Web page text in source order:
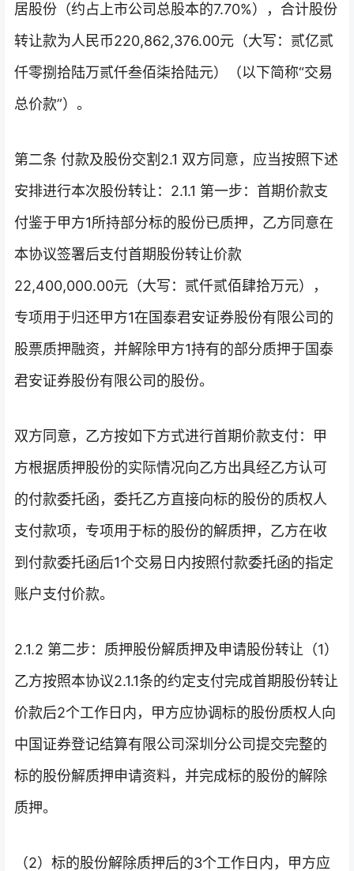
居股份（约占上市公司总股本的7.70%），合计股份
转让款为人民币220,862,376.00元（大写：贰亿贰
仟零捌拾陆万贰仟叁佰柒拾陆元）（以下简称“交易
总价款”）。
第二条 付款及股份交割2.1 双方同意，应当按照下述
安排进行本次股份转让：2.1.1 第一步：首期价款支
付鉴于甲方1所持部分标的股份已质押，乙方同意在
本协议签署后支付首期股份转让价款
22,400,000.00元（大写：贰仟贰佰肆拾万元），
专项用于归还甲方1在国泰君安证券股份有限公司的
股票质押融资，并解除甲方1持有的部分质押于国泰
君安证券股份有限公司的股份。
双方同意，乙方按如下方式进行首期价款支付：甲
方根据质押股份的实际情况向乙方出具经乙方认可
的付款委托函，委托乙方直接向标的股份的质权人
支付款项，专项用于标的股份的解质押，乙方在收
到付款委托函后1个交易日内按照付款委托函的指定
账户支付价款。
2.1.2 第二步：质押股份解质押及申请股份转让（1）
乙方按照本协议2.1.1条的约定支付完成首期股份转让
价款后2个工作日内，甲方应协调标的股份质权人向
中国证券登记结算有限公司深圳分公司提交完整的
标的股份解质押申请资料，并完成标的股份的解除
质押。
（2）标的股份解除质押后的3个工作日内，甲方应